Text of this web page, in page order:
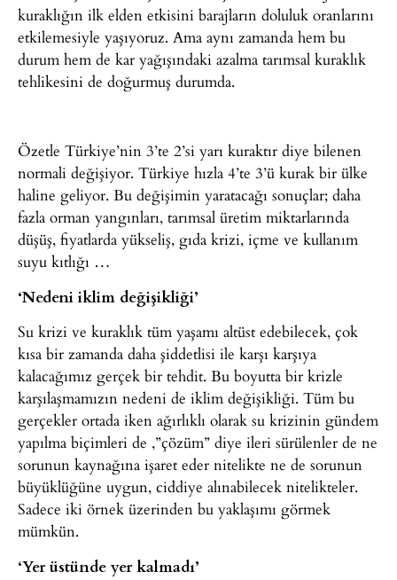
kuraklığın ilk elden etkisini barajların doluluk oranlarını
etkilemesiyle yaşıyoruz. Ama aynı zamanda hem bu
durum hem de kar yağışındaki azalma tarımsal kuraklık
tehlikesini de doğurmuş durumda.
Özetle Türkiye’nin 3’te 2’si yarı kuraktır diye bilenen
normali değişiyor. Türkiye hızla 4’te 3’ü kurak bir ülke
haline geliyor. Bu değişimin yaratacağı sonuçlar; daha
fazla orman yangınları, tarımsal üretim miktarlarında
düşüş, fiyatlarda yükseliş, gıda krizi, içme ve kullanım
suyu kıtlığı …
‘Nedeni iklim değişikliği’
Su krizi ve kuraklık tüm yaşamı altüst edebilecek, çok
kısa bir zamanda daha şiddetlisi ile karşı karşıya
kalacağımız gerçek bir tehdit. Bu boyutta bir krizle
karşılaşmamızın nedeni de iklim değişikliği. Tüm bu
gerçekler ortada iken ağırlıklı olarak su krizinin gündem
yapılma biçimleri de ,”çözüm” diye ileri sürülenler de ne
sorunun kaynağına işaret eder nitelikte ne de sorunun
büyüklüğüne uygun, ciddiye alınabilecek nitelikteler.
Sadece iki örnek üzerinden bu yaklaşımı görmek
mümkün.
‘Yer üstünde yer kalmadı’